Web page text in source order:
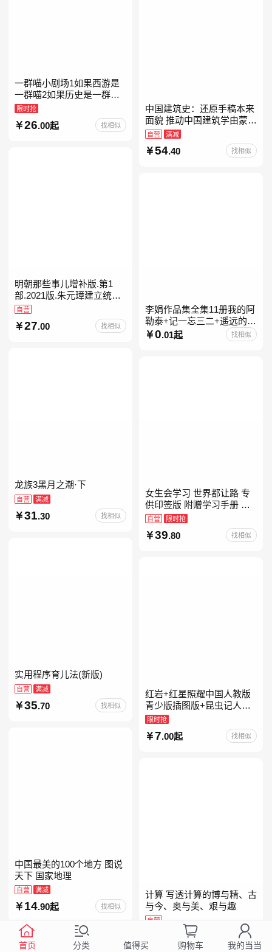
一群喵小剧场1如果西游是
一群喵2如果历史是一群喵
全套16晚清残晖篇全集全套
16册华夏长卷互动札记西游
喵桌游肥志历史喵系列
限时抢
26.00起 找相似
中国建筑史：还原手稿本来
面貌 推动中国建筑学由蒙昧
进入现代学科的奠基之作
自营 满减
54.40 找相似
明朝那些事儿增补版.第1
部.2021版.朱元璋建立统治
明朝
自营
27.00 找相似
李娟作品集全集11册我的阿
勒泰+记一忘三二+遥远的向
日葵地+冬牧场+阿勒泰的角
落+羊道三部曲+走夜路请放
0.01起 找相似
龙族3黑月之潮·下
自营 满减
31 .30 找相似
女生会学习 世界都让路 专
供印签版 附赠学习手册 创
意明信片 试听课和资料包
自营 限时抢
39.80 找相似
实用程序育儿法(新版)
自营 满减
35.70 找相似
红岩+红星照耀中国人教版
青少版插图版+昆虫记人教
版正版原著完整版红星为什
么照耀中国八年级上册的课
外书初二课外阅读书籍人教
限时抢
7.00起 找相似
中国最美的100个地方 图说
天下 国家地理
自营 满减
14.90起 找相似
计算 写透计算的博与精、古
与今、奥与美、艰与趣
自营
找相似
首页 分类 值得买 购物车 我的当当